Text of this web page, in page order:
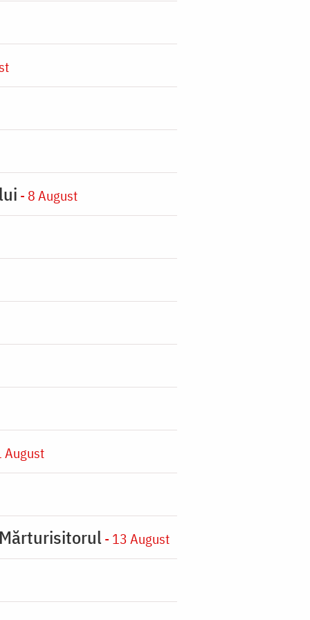
- 8 August
- 13 August